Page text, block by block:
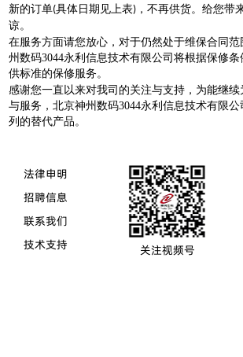
新的订单(具体日期见上表) ，不再供货。给您带
谅。
在服务方面请您放心，对于仍然处于维保合同
州数码3044永利信息技术有限公司将根据保修
供标准的保修服务。
感谢您一直以来对我司的关注与支持，为能继
与服务，北京神州数码3044永利信息技术有限
列的替代产品。
法律申明
招聘信息
联系我们
技术支持
关注视频号